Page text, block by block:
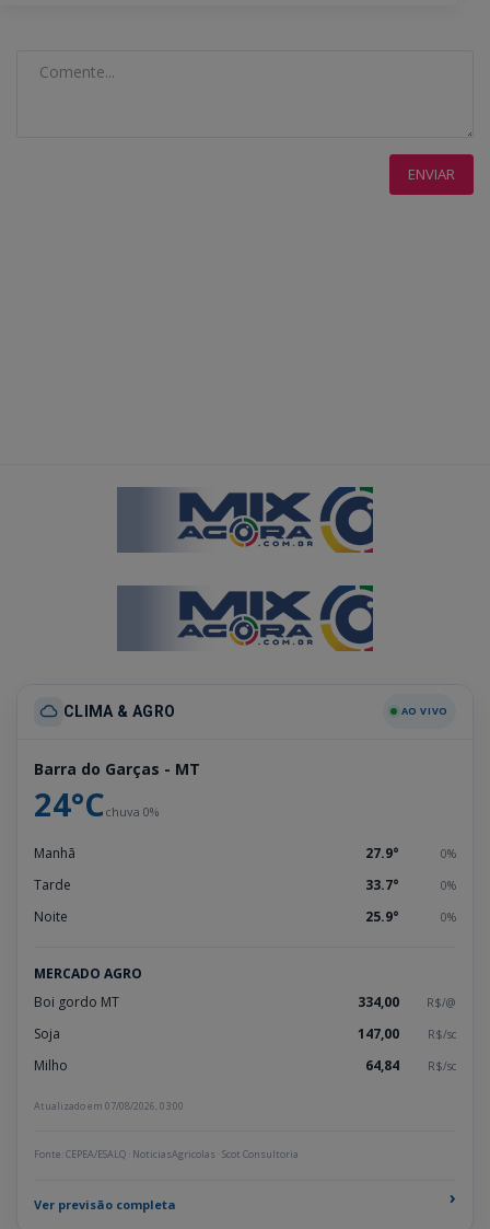
ENVIAR
CLIMA & AGRO AO VIVO
Barra do Garças - MT
24°Cchuva 0%
Manhã 27.9° 0%
Tarde 33.7° 0%
Noite 25.9° 0%
MERCADO AGRO
Boi gordo MT
334,00 R$/@
Soja 147,00 R$/sc
Milho 64,84 R$/sc
Atualizado em 07/08/2026, 03:00
Fonte: CEPEA/ESALQ · NoticiasAgricolas · Scot Consultoria
Ver previsão completa ›